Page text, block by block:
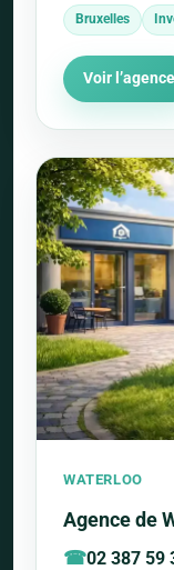
Bruxelles
Voir l’agence
WATERLOO
Agence de
02 387 59